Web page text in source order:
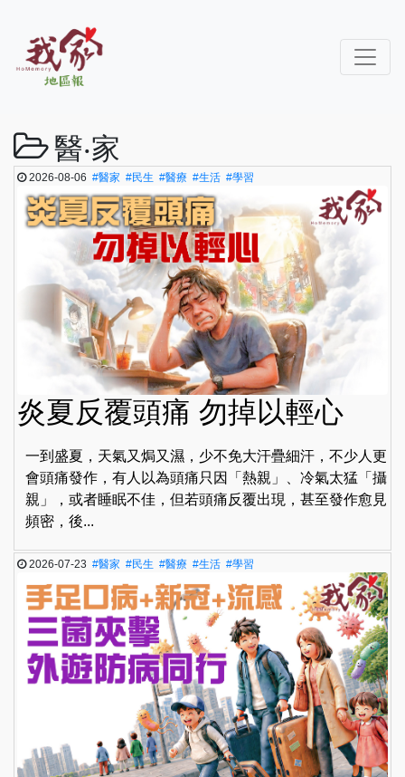
醫‧家
2026-08-06#醫家 #民生 #醫療 #生活 #學習
炎夏反覆頭痛 勿掉以輕心
一到盛夏，天氣又焗又濕，少不免大汗疊細汗，不少人更
會頭痛發作，有人以為頭痛只因「熱親」、冷氣太猛「攝
親」，或者睡眠不佳，但若頭痛反覆出現，甚至發作愈見
頻密，後...
2026-07-23#醫家 #民生 #醫療 #生活 #學習